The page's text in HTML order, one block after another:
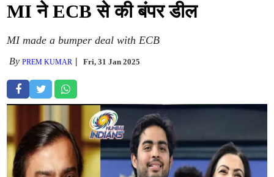
MI ने ECB से की बंपर डील
MI made a bumper deal with ECB
ByPREM KUMAR Fri, 31 Jan 2025